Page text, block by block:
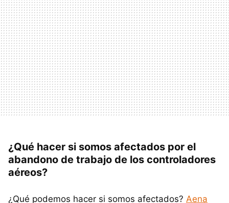
¿Qué hacer si somos afectados por el
abandono de trabajo de los controladores
aéreos?
¿Qué podemos hacer si somos afectados? Aena